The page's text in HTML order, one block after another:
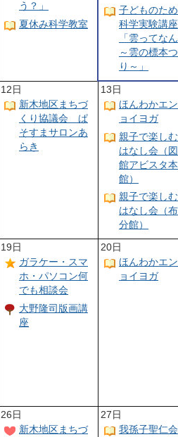
う？」
夏休み科学教室
子どものた
科学実験講座
「雲ってな
～雲の標本つ
り～」
12日
新木地区まちづ
くり協議会 ぱ
そすまサロンあ
らき
13日
ほんわかエ
ョイヨガ
親子で楽し
はなし会（
館アビスタ本
館）
親子で楽し
はなし会（
分館）
19日
ガラケー・スマ
ホ・パソコン何
でも相談会
大野隆司版画講
座
20日
ほんわかエ
ョイヨガ
26日
新木地区まちづ
27日
我孫子聖仁